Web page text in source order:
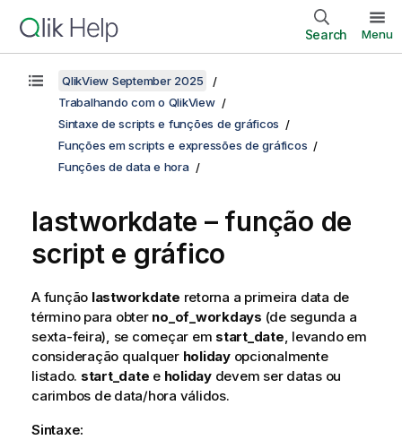
Search Menu
QlikView September 2025
Trabalhando com o QlikView
Sintaxe de scripts e funções de gráficos
Funções em scripts e expressões de gráficos
Funções de data e hora
lastworkdate – função de
script e gráfico
A função lastworkdate retorna a primeira data de
término para obter no_of_workdays (de segunda a
sexta-feira), se começar em start_date, levando em
consideração qualquer holidayopcionalmente
listado. start_date e holidaydevem ser datas ou
carimbos de data/hora válidos.
Sintaxe: